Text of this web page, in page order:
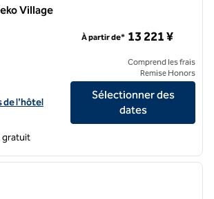
Village
l'hôtel Hilton Niseko Village
de l'hôtel
À partir de* 13 221 ¥
Comprend les frais
Remise Honors
Sélectionner des
dates
gratuit